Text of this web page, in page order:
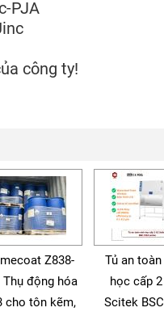
PJA
công ty!
Z838-
Thụ động hóa
cho tôn kẽm,
Tủ an
học cấp
Scitek